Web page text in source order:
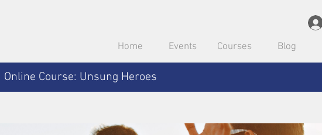
Home Events Courses Blog
Online Course: Unsung Heroes